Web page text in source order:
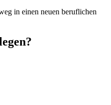
in einen neuen beruflichen